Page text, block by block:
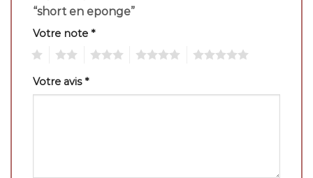
“short en eponge”
Votre note *
Votre avis*